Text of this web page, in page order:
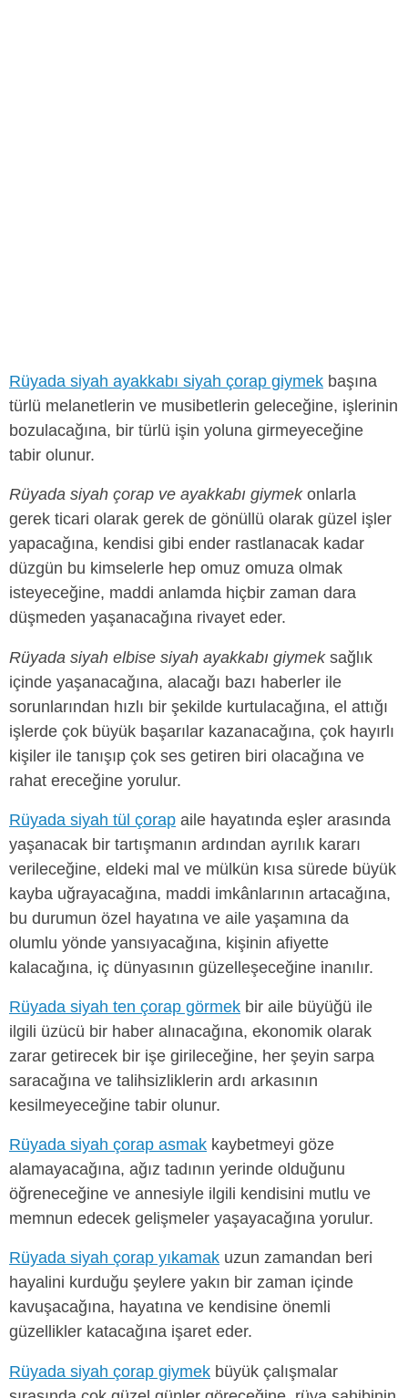
Rüyada siyah ayakkabı siyah çorap giymek başına
türlü melanetlerin ve musibetlerin geleceğine, işlerinin
bozulacağına, bir türlü işin yoluna girmeyeceğine
tabir olunur.
Rüyada siyah çorap ve ayakkabı giymekonlarla
gerek ticari olarak gerek de gönüllü olarak güzel işler
yapacağına, kendisi gibi ender rastlanacak kadar
düzgün bu kimselerle hep omuz omuza olmak
isteyeceğine, maddi anlamda hiçbir zaman dara
düşmeden yaşanacağına rivayet eder.
Rüyada siyah elbise siyah ayakkabı giymeksağlık
içinde yaşanacağına, alacağı bazı haberler ile
sorunlarından hızlı bir şekilde kurtulacağına, el attığı
işlerde çok büyük başarılar kazanacağına, çok hayırlı
kişiler ile tanışıp çok ses getiren biri olacağına ve
rahat ereceğine yorulur.
Rüyada siyah tül çorap aile hayatında eşler arasında
yaşanacak bir tartışmanın ardından ayrılık kararı
verileceğine, eldeki mal ve mülkün kısa sürede büyük
kayba uğrayacağına, maddi imkânlarının artacağına,
bu durumun özel hayatına ve aile yaşamına da
olumlu yönde yansıyacağına, kişinin afiyette
kalacağına, iç dünyasının güzelleşeceğine inanılır.
Rüyada siyah ten çorap görmek bir aile büyüğü ile
ilgili üzücü bir haber alınacağına, ekonomik olarak
zarar getirecek bir işe girileceğine, her şeyin sarpa
saracağına ve talihsizliklerin ardı arkasının
kesilmeyeceğine tabir olunur.
Rüyada siyah çorap asmak kaybetmeyi göze
alamayacağına, ağız tadının yerinde olduğunu
öğreneceğine ve annesiyle ilgili kendisini mutlu ve
memnun edecek gelişmeler yaşayacağına yorulur.
Rüyada siyah çorap yıkamak uzun zamandan beri
hayalini kurduğu şeylere yakın bir zaman içinde
kavuşacağına, hayatına ve kendisine önemli
güzellikler katacağına işaret eder.
Rüyada siyah çorap giymek büyük çalışmalar